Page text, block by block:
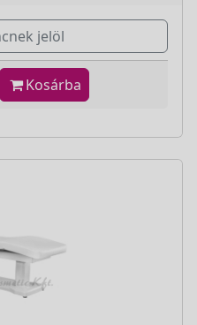
jelöl
Kosárba